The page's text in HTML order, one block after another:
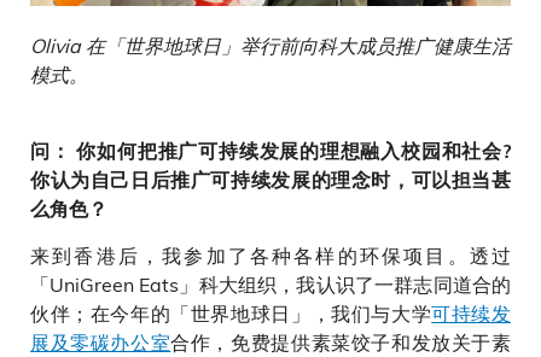
Olivia 在「世界地球日」举行前向科大成员推广健康生活
模式。
问： 你如何把推广可持续发展的理想融入校园和社会?
你认为自己日后推广可持续发展的理念时，可以担当甚
么角色？
来到香港后，我参加了各种各样的环保项目。透过
「UniGreen Eats」科大组织，我认识了一群志同道合的
伙伴；在今年的「世界地球日」，我们与大学可持续发
展及零碳办公室合作，免费提供素菜饺子和发放关于素